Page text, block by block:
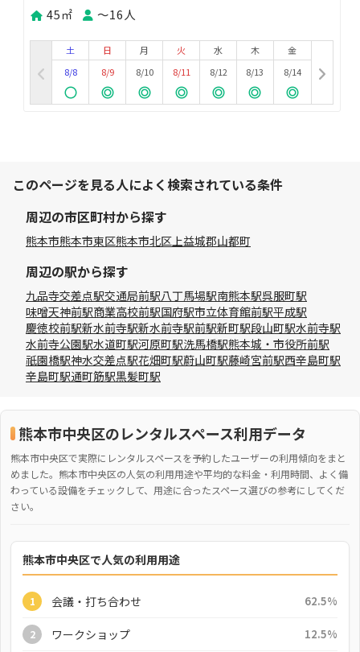
45㎡
〜16人
土
8/8
日
8/9
月
8/10
火
8/11
水
8/12
木
8/13
金
8/14
このページを見る人によく検索されている条件
周辺の市区町村から探す
熊本市熊本市東区熊本市北区 上益城郡山都町
周辺の駅から探す
九品寺交差点駅交通局前駅八丁馬場駅南熊本駅呉服町駅
味噌天神前駅商業高校前駅国府駅市立体育館前駅平成駅
慶徳校前駅新水前寺駅新水前寺駅前駅新町駅段山町駅水前寺駅
水前寺公園駅水道町駅河原町駅洗馬橋駅熊本城・市役所前駅
祇園橋駅神水交差点駅花畑町駅蔚山町駅藤崎宮前駅西辛島町駅
辛島町駅通町筋駅黒髪町駅
熊本市中央区のレンタルスペース利用データ
熊本市中央区で実際にレンタルスペースを予約したユーザーの利用傾向をまと
めました。熊本市中央区の人気の利用用途や平均的な料金・利用時間、よく備
わっている設備をチェックして、用途に合ったスペース選びの参考にしてくだ
さい。
熊本市中央区で人気の利用用途
1 会議・打ち合わせ 62.5%
2 ワークショップ 12.5%